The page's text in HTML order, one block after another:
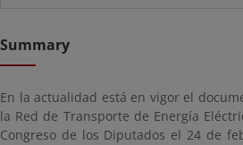
Summary
En la actualidad está en vigor el
la Red de Transporte de Energía
Congreso de los Diputados el 24 de